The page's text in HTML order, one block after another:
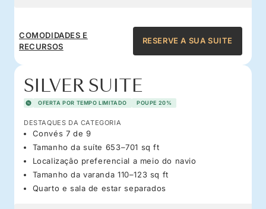
COMODIDADES E
RECURSOS
RESERVE A SUA SUITE
SILVER SUITE
OFERTA POR TEMPO LIMITADO POUPE 20%
DESTAQUES DA CATEGORIA
Convés 7 de 9
Tamanho da suíte 653–701 sq ft
Localização preferencial a meio do navio
Tamanho da varanda 110–123 sq ft
Quarto e sala de estar separados